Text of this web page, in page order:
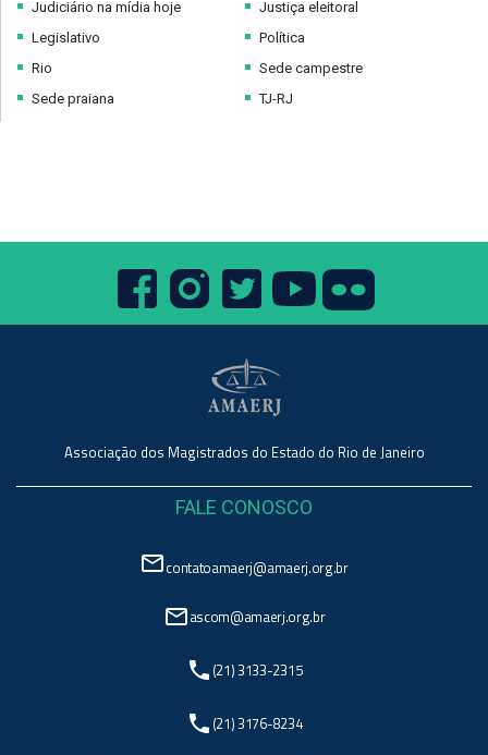
Judiciário na mídia hoje
Legislativo
Rio
Sede praiana
Justiça eleitoral
Política
Sede campestre
TJ-RJ
Associação dos Magistrados do Estado do Rio de Janeiro
FALE CONOSCO
mail_outlinecontatoamaerj@amaerj.org.br
mail_outlineascom@amaerj.org.br
phone (21) 3133-2315
phone (21) 3176-8234